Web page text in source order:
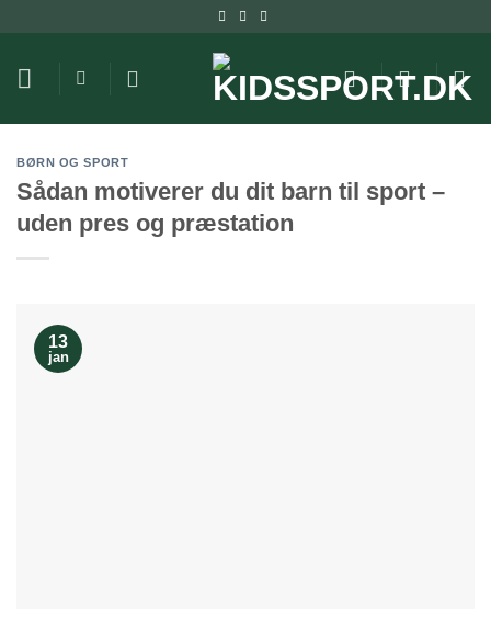
til
indhold
BØRN OG SPORT
Sådan motiverer du dit barn til sport –
uden pres og præstation
13
jan